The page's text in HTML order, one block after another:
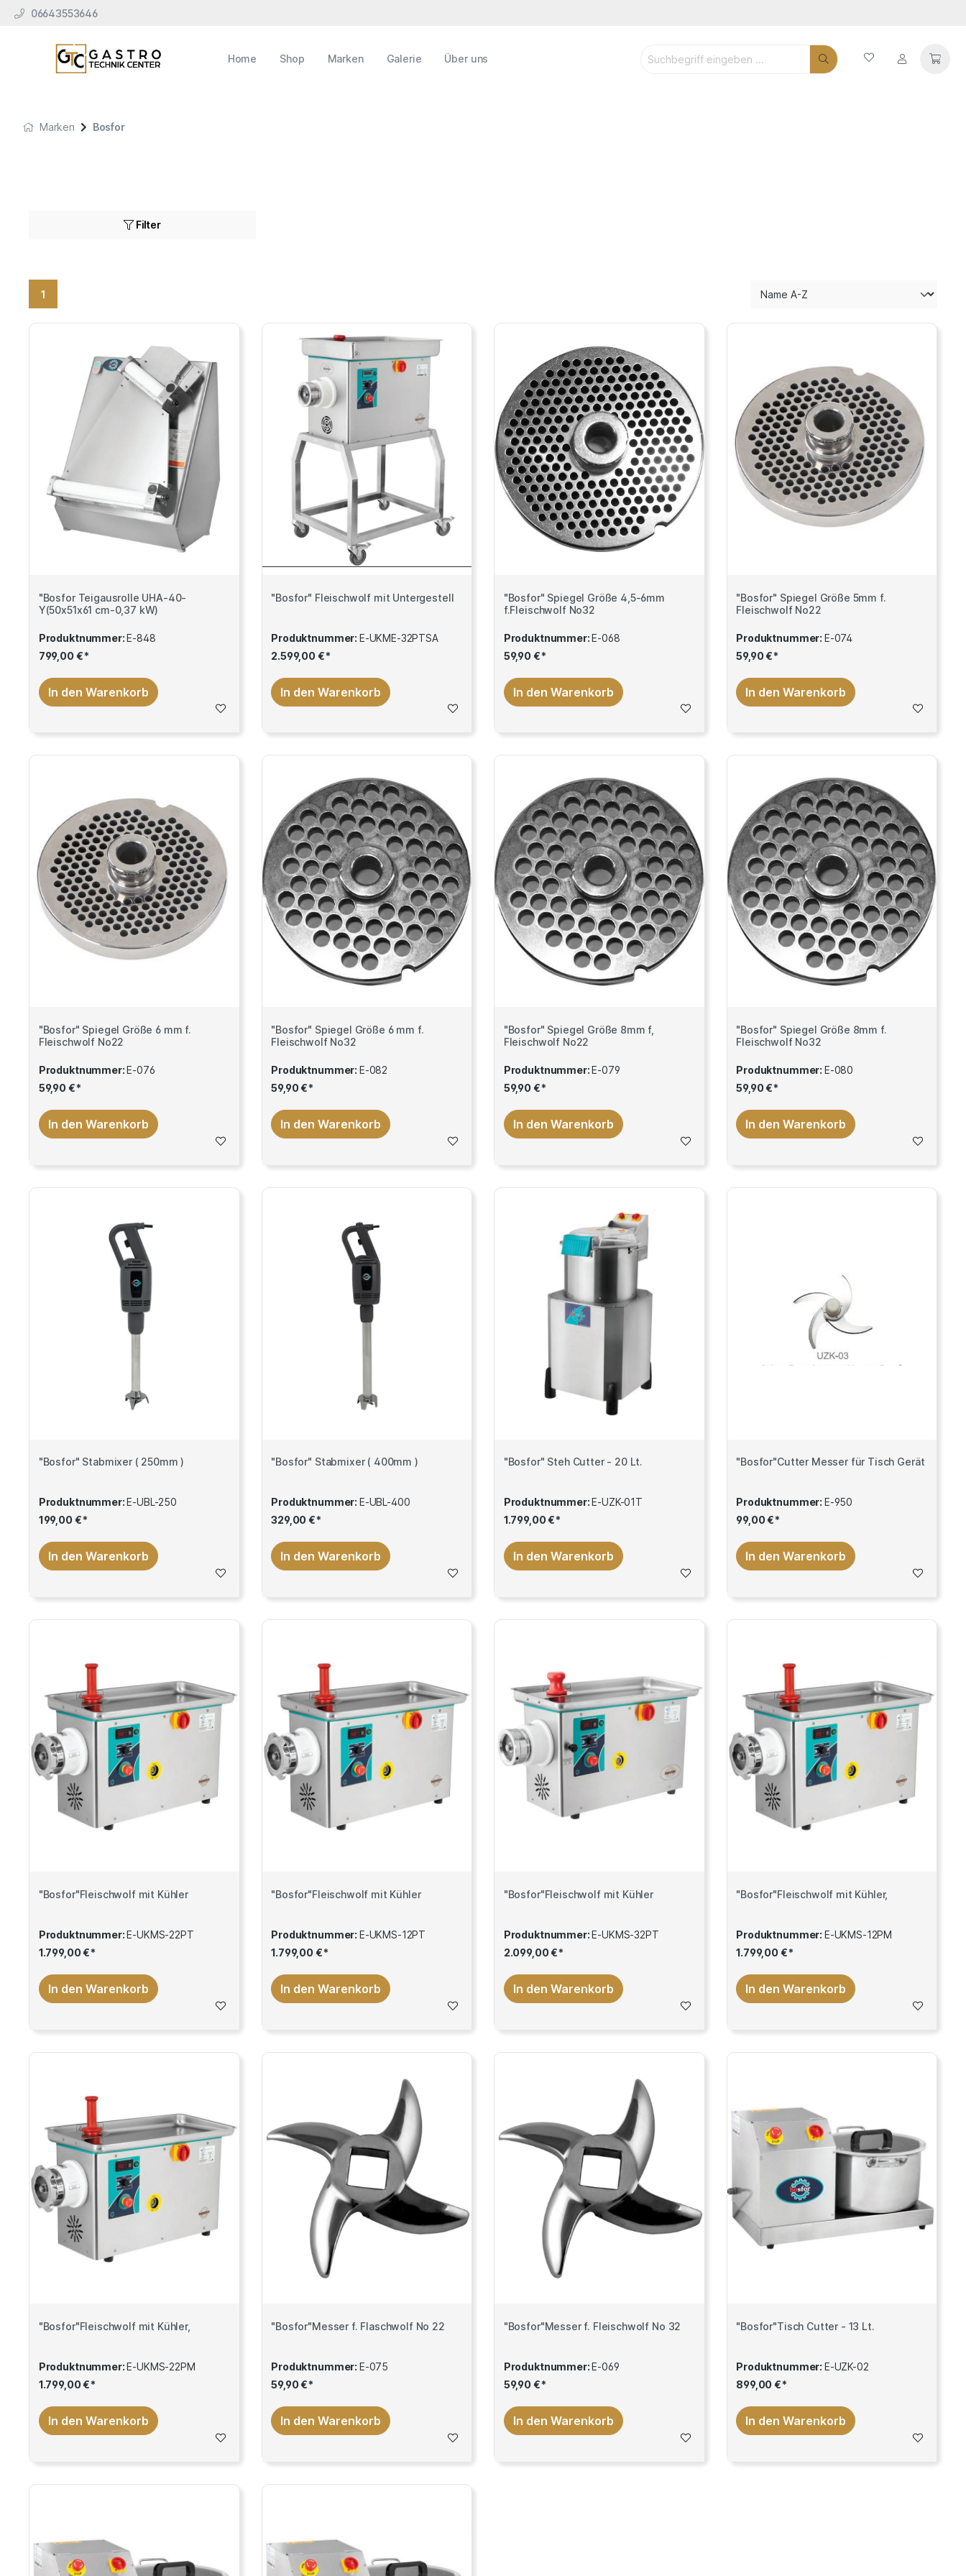
06643553646
Home Shop Marken Galerie Über uns
Marken Bosfor
Filter
1
"Bosfor Teigausrolle UHA-40-
Y(50x51x61 cm-0,37 kW)
Produktnummer:E-848
799,00 €*
In den Warenkorb
"Bosfor" Fleischwolf mit Untergestell
Produktnummer: E-UKME-32PTSA
2.599,00 €*
In den Warenkorb
"Bosfor" Spiegel Größe 4,5-6mm
f.Fleischwolf No32
Produktnummer:E-068
59,90 €*
In den Warenkorb
"Bosfor" Spiegel Größe 5mm f.
Fleischwolf No22
Produktnummer: E-074
59,90 €*
In den Warenkorb
"Bosfor" Spiegel Größe 6 mm f.
Fleischwolf No22
Produktnummer:E-076
59,90 €*
In den Warenkorb
"Bosfor" Spiegel Größe 6 mm f.
Fleischwolf No32
Produktnummer: E-082
59,90 €*
In den Warenkorb
"Bosfor" Spiegel Größe 8mm f,
Fleischwolf No22
Produktnummer:E-079
59,90 €*
In den Warenkorb
"Bosfor" Spiegel Größe 8mm f.
Fleischwolf No32
Produktnummer: E-080
59,90 €*
In den Warenkorb
"Bosfor" Stabmixer ( 250mm )
Produktnummer:E-UBL-250
199,00 €*
In den Warenkorb
"Bosfor" Stabmixer ( 400mm )
Produktnummer: E-UBL-400
329,00 €*
In den Warenkorb
"Bosfor" Steh Cutter - 20 Lt.
Produktnummer:E-UZK-01T
1.799,00 €*
In den Warenkorb
"Bosfor"Cutter Messer für Tisch Gerät
Produktnummer: E-950
99,00 €*
In den Warenkorb
"Bosfor"Fleischwolf mit Kühler
Produktnummer:E-UKMS-22PT
1.799,00 €*
In den Warenkorb
"Bosfor"Fleischwolf mit Kühler
Produktnummer: E-UKMS-12PT
1.799,00 €*
In den Warenkorb
"Bosfor"Fleischwolf mit Kühler
Produktnummer:E-UKMS-32PT
2.099,00 €*
In den Warenkorb
"Bosfor"Fleischwolf mit Kühler,
Produktnummer: E-UKMS-12PM
1.799,00 €*
In den Warenkorb
"Bosfor"Fleischwolf mit Kühler,
Produktnummer:E-UKMS-22PM
1.799,00 €*
In den Warenkorb
"Bosfor"Messer f. Flaschwolf No 22
Produktnummer: E-075
59,90 €*
In den Warenkorb
"Bosfor"Messer f. Fleischwolf No 32
Produktnummer:E-069
59,90 €*
In den Warenkorb
"Bosfor"Tisch Cutter - 13 Lt.
Produktnummer: E-UZK-02
899,00 €*
In den Warenkorb